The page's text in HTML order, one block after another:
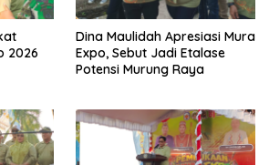
2026
Dina Maulidah Apresiasi Mura
Expo, Sebut Jadi Etalase
Potensi Murung Raya